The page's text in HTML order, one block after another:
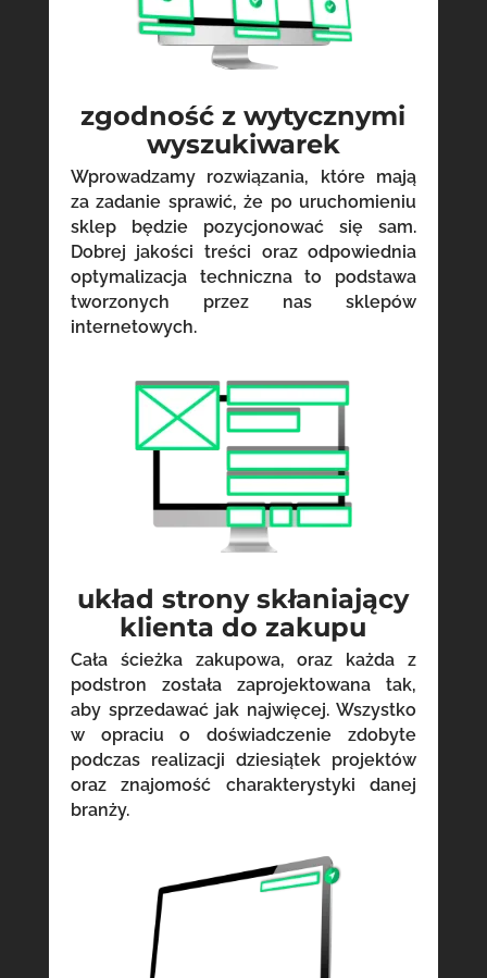
zgodność z wytycznymi
wyszukiwarek
Wprowadzamy rozwiązania, które mają
za zadanie sprawić, że po uruchomieniu
sklep będzie pozycjonować się sam.
Dobrej jakości treści oraz odpowiednia
optymalizacja techniczna to podstawa
tworzonych przez nas sklepów
internetowych.
układ strony skłaniający
klienta do zakupu
Cała ścieżka zakupowa, oraz każda z
podstron została zaprojektowana tak,
aby sprzedawać jak najwięcej. Wszystko
w opraciu o doświadczenie zdobyte
podczas realizacji dziesiątek projektów
oraz znajomość charakterystyki danej
branży.